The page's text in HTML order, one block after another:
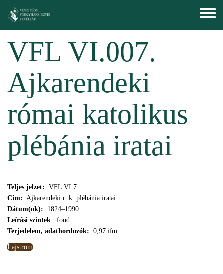
Toggle
menu
VFL VI.007.
Ajkarendeki
római katolikus
plébánia iratai
Teljes jelzet: VFL VI.7.
Cím: Ajkarendeki r. k. plébánia iratai
Dátum(ok): 1824–1990
Leírási szintek: fond
Terjedelem, adathordozók: 0,97 ifm
Lajstrom